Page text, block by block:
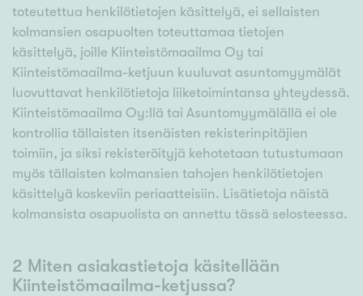
toteutettua henkilötietojen käsittelyä, ei sellaisten
kolmansien osapuolten toteuttamaa tietojen
käsittelyä, joille Kiinteistömaailma Oy tai
Kiinteistömaailma-ketjuun kuuluvat asuntomyymälät
luovuttavat henkilötietoja liiketoimintansa yhteydessä.
Kiinteistömaailma Oy:llä tai Asuntomyymälällä ei ole
kontrollia tällaisten itsenäisten rekisterinpitäjien
toimiin, ja siksi rekisteröityjä kehotetaan tutustumaan
myös tällaisten kolmansien tahojen henkilötietojen
käsittelyä koskeviin periaatteisiin. Lisätietoja näistä
kolmansista osapuolista on annettu tässä selosteessa.
2 Miten asiakastietoja käsitellään
Kiinteistömaailma-ketjussa?